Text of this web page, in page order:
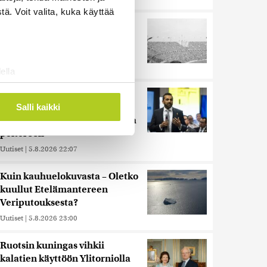
Voit valita, kuka käyttää
. Voit muuttaa
tukemiseen
alan
tietoja muihin tietoihin, joita
siirtää ulkomaille.
Salli kaikki
Uutiset
Reuters: FBI aloitti yhteistyön
Kiinan ja Venäjän kanssa,
kriitikot huolissaan – ”Loistava
peiterooli”
Uutiset | 5.8.2026 22:07
Kuin kauhuelokuvasta – Oletko
kuullut Etelämantereen
Veriputouksesta?
Uutiset | 5.8.2026 23:00
Ruotsin kuningas vihkii
kalatien käyttöön Ylitorniolla